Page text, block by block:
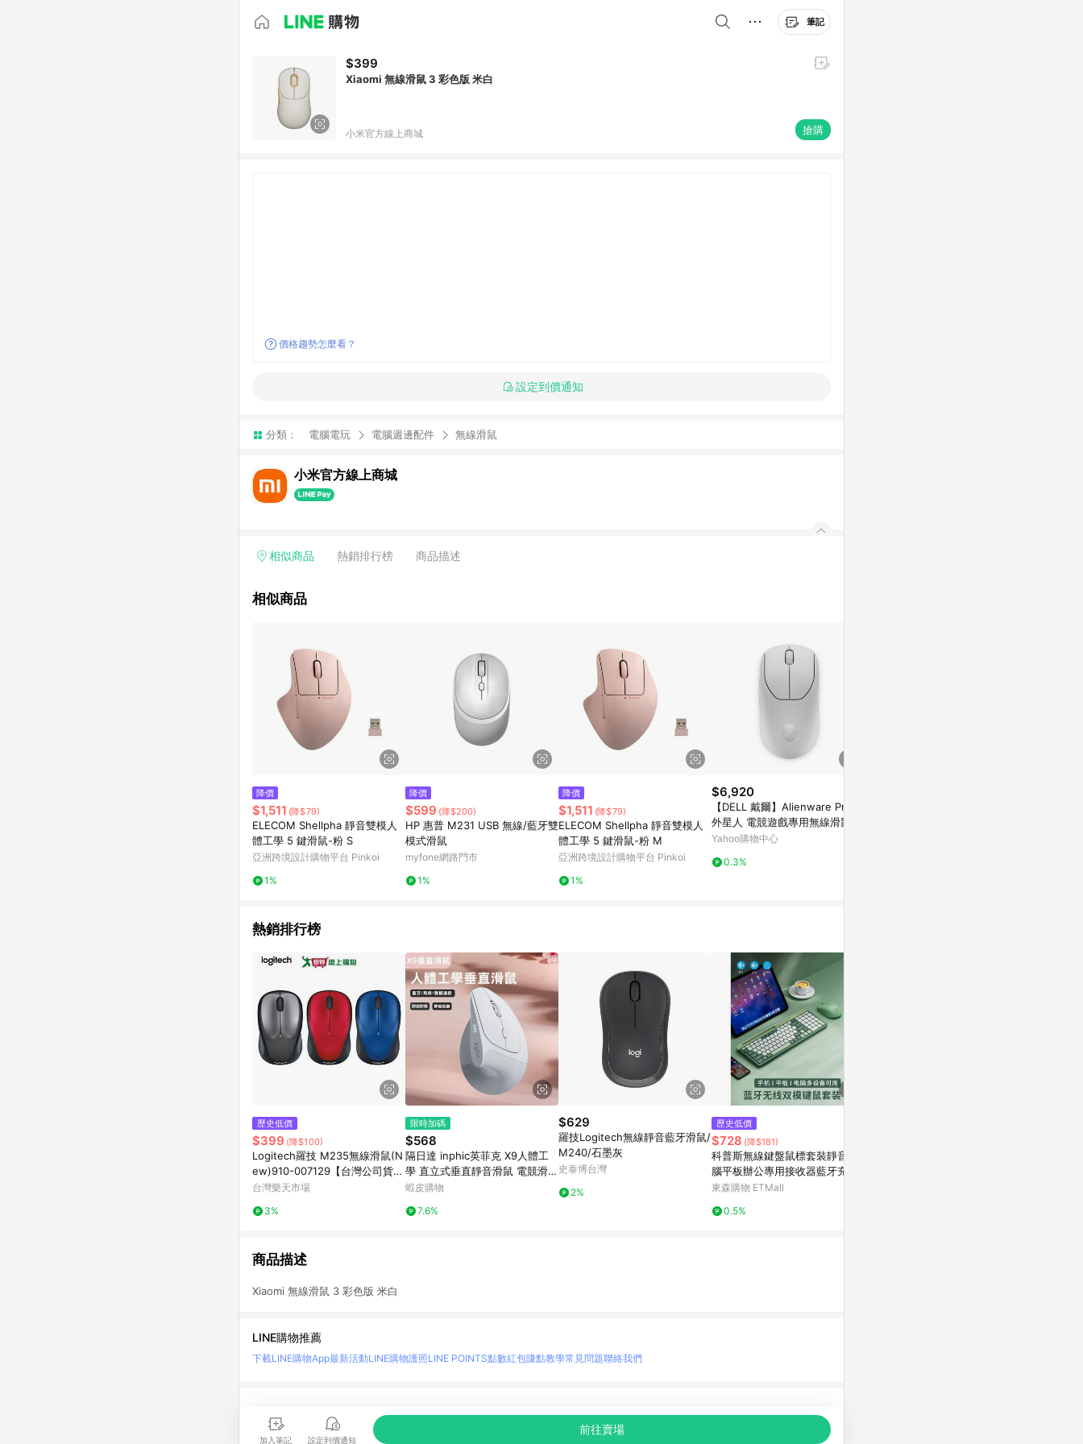
筆記
$399
Xiaomi 無線滑鼠 3 彩色版 米白
小米官方線上商城 搶購
價格趨勢怎麼看？
設定到價通知
分類： 電腦電玩 電腦週邊配件 無線滑鼠
小米官方線上商城
相似商品 熱銷排行榜 商品描述
相似商品
降價
$1,511 (降$79)
ELECOM Shellpha 靜音雙模人
體工學 5 鍵滑鼠-粉 S
亞洲跨境設計購物平台 Pinkoi
1%
降價
$599 (降$200)
HP 惠普 M231 USB 無線/藍牙雙
模式滑鼠
myfone網路門市
1%
降價
$1,511 (降$79)
ELECOM Shellpha 靜音雙模人
體工學 5 鍵滑鼠-粉 M
亞洲跨境設計購物平台 Pinkoi
1%
$6,920
【DELL 戴爾】Alienware Pro
外星人 電競遊戲專用無線滑鼠
Yahoo購物中心
0.3%
熱銷排行榜
歷史低價
$399 (降$100)
Logitech羅技 M235無線滑鼠(N
ew)910-007129【台灣公司貨】
【愛買】
台灣樂天市場
3%
限時加碼
$568
隔日達 inphic英菲克 X9人體工
學 直立式垂直靜音滑鼠 電競滑鼠
type-c充電 光學滑鼠 筆電滑鼠
蝦皮購物
7.6%
$629
羅技Logitech無線靜音藍牙滑鼠/
M240/石墨灰
史泰博台灣
2%
歷史低價
$728 (降$181)
科普斯無線鍵盤鼠標套裝靜音電
腦平板辦公專用接收器藍牙充電
款
東森購物 ETMall
0.5%
商品描述
Xiaomi 無線滑鼠 3 彩色版 米白
加入筆記 設定到價通知
前往賣場
LINE購物推薦
下載LINE購物App最新活動LINE購物護照LINE POINTS點數紅包賺點教學常見問題聯絡我們
LINE 購物是匯集購物情報與商品資訊的整合性平台，並依購物情報中的趨勢與風格做合作網路商家的延伸商品推薦，商品資料更新會有
時間差，請務必點擊商品至各合作網路商家，確認現售價與購物條件，一切資訊以合作廠商網頁為準。